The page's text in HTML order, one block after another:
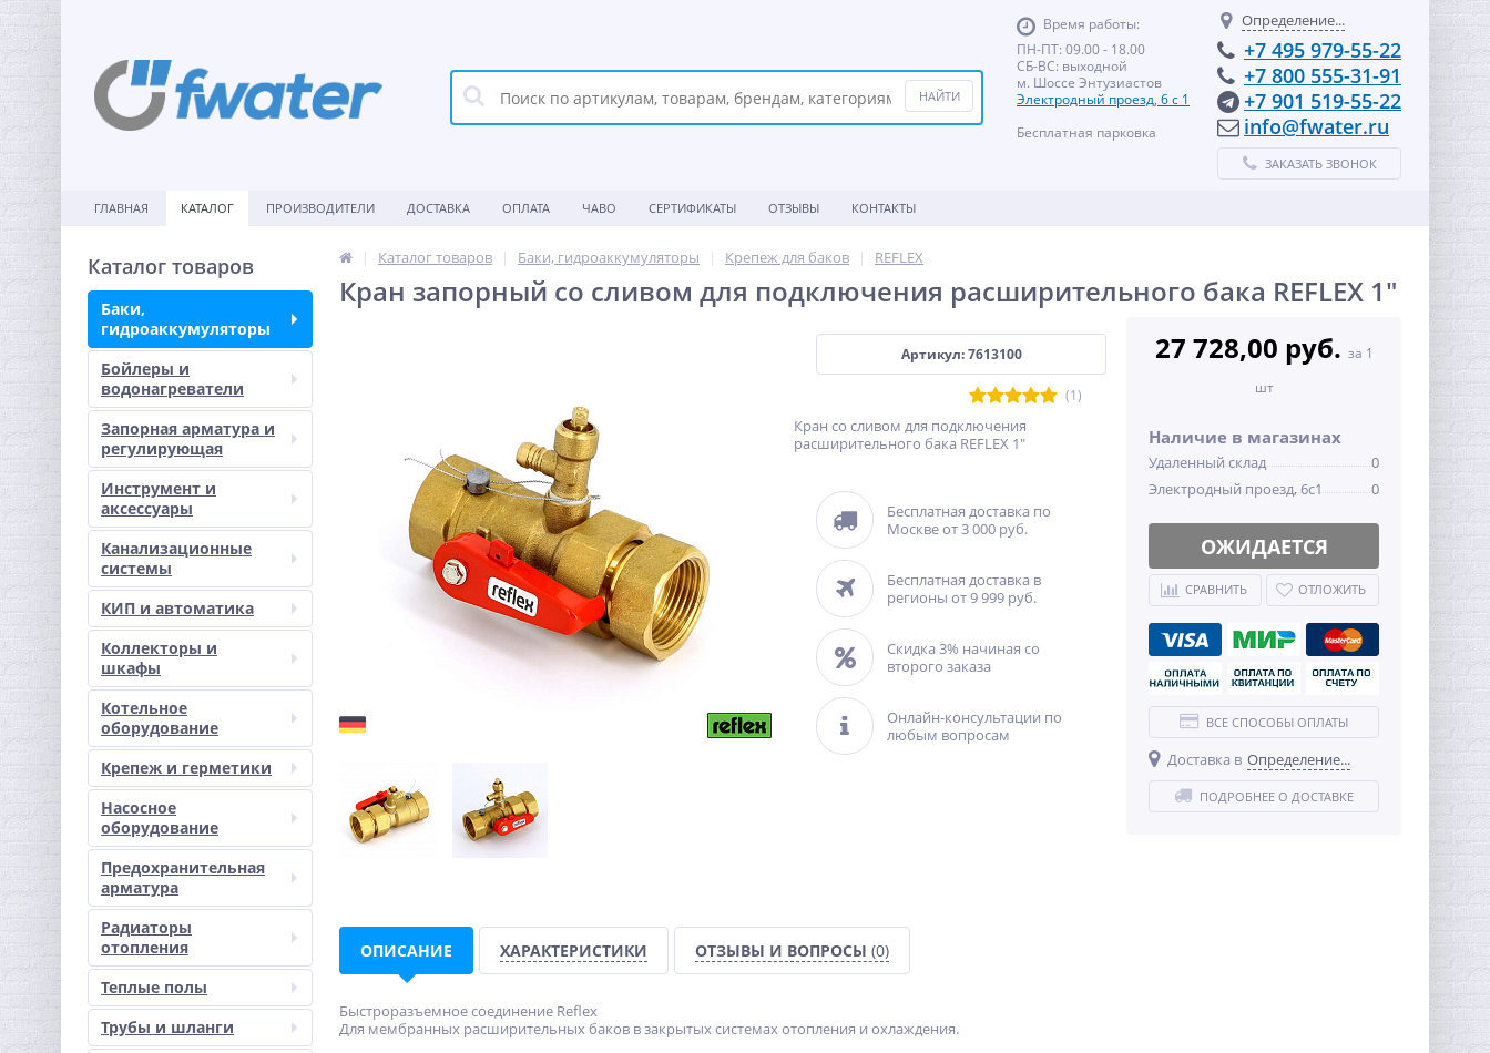
Время работы:
ПН-ПТ: 09.00 - 18.00
СБ-ВС: выходной
м. Шоссе Энтузиастов
Электродный проезд, 6 с 1
Бесплатная парковка
Определение...
+7 495 979-55-22
+7 800 555-31-91
+7 901 519-55-22
info@fwater.ru
ЗАКАЗАТЬ ЗВОНОК
ГЛАВНАЯ КАТАЛОГ ПРОИЗВОДИТЕЛИ ДОСТАВКА ОПЛАТА ЧАВО СЕРТИФИКАТЫ ОТЗЫВЫ КОНТАКТЫ
Каталог товаров
Баки,
гидроаккумуляторы
Бойлеры и
водонагреватели
Запорная арматура и
регулирующая
Инструмент и
аксессуары
Канализационные
системы
КИП и автоматика
Коллекторы и
шкафы
Котельное
оборудование
Крепеж и герметики
Насосное
оборудование
Предохранительная
арматура
Радиаторы
отопления
Теплые полы
Трубы и шланги
Каталог товаров Баки, гидроаккумуляторы Крепеж для баков REFLEX
Кран запорный со сливом для подключения расширительного бака REFLEX 1"
Артикул: 7613100
(1)
Кран со сливом для подключения
расширительного бака REFLEX 1"
Бесплатная доставка по
Москве от 3 000 руб.
Бесплатная доставка в
регионы от 9 999 руб.
Скидка 3% начиная со
второго заказа
Онлайн-консультации по
любым вопросам
27 728,00 руб. за 1
шт
Наличие в магазинах
Удаленный склад
0
Электродный проезд, 6с1
0
ОЖИДАЕТСЯ
СРАВНИТЬ ОТЛОЖИТЬ
ВСЕ СПОСОБЫ ОПЛАТЫ
Доставка в Определение...
ПОДРОБНЕЕ О ДОСТАВКЕ
ОПИСАНИЕ ХАРАКТЕРИСТИКИ ОТЗЫВЫ И ВОПРОСЫ (0)
Быстроразъемное соединение Reflex
Для мембранных расширительных баков в закрытых системах отопления и охлаждения.